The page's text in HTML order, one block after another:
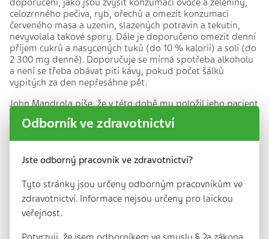
doporučení, jako jsou zvýšit konzumaci ovoce a zeleniny,
celozrnného pečiva, ryb, ořechů a omezit konzumaci
červeného masa a uzenin, slazených potravin a tekutin,
nevyvolala takové spory. Dále je doporučeno omezit denní
příjem cukrů a nasycených tuků (do 10 % kalorií) a soli (do
2 300 mg denně). Doporučuje se mírná spotřeba alkoholu
a není se třeba obávat pití kávy, pokud počet šálků
vypitých za den nepřesáhne pět.
John Mandrola píše, že v této době mu položil jeho pacient
bojující s aterosklerózou jednoduchou otázku: „Co je
absolutně nejlepší dieta? Jsem odhodlán se jí podřídit.“
Nemohl najít správnou odpověď, i když byl zkušený
saturovaných tuků, kterou na počátku roku 2017 navrhoval
Heart Association, nebo dietu s nízkým počtem
kardiovaskulárních příhod a s nízkou mortalitou z
kardiovaskulárních příčin při normálním příjmu tuků,
včetně saturovaných, která vyplývá ze studie PURE (hlavní
Odborník ve zdravotnictví
Jste odborný pracovník ve zdravotnictví?
Tyto stránky jsou určeny odborným pracovníkům ve
zdravotnictví. Informace nejsou určeny pro laickou
veřejnost.